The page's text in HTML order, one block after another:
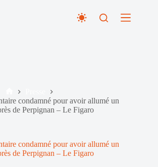
Accueil
condamné pour avoir allumé un
de Perpignan – Le Figaro
condamné pour avoir allumé un
de Perpignan – Le Figaro